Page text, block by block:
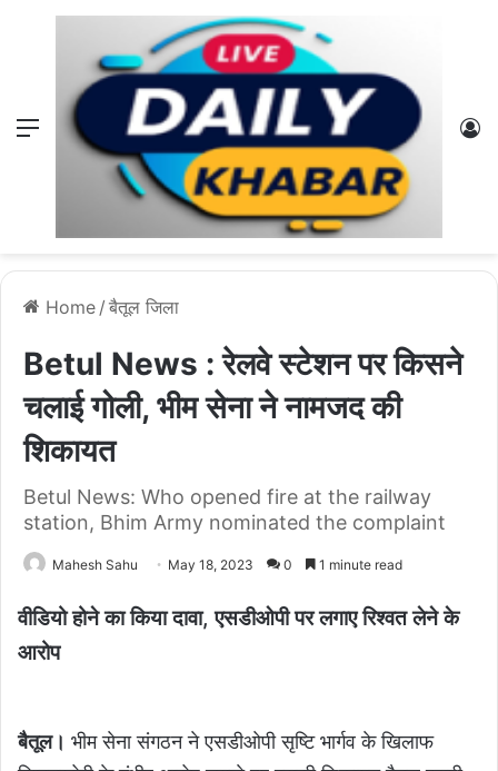
Menu
Home / बैतूल जिला
Betul News : रेलवे स्टेशन पर किसने
चलाई गोली, भीम सेना ने नामजद की
शिकायत
Betul News: Who opened fire at the railway
station, Bhim Army nominated the complaint
Mahesh Sahu May 18, 2023 0 1 minute read
वीडियो होने का किया दावा, एसडीओपी पर लगाए रिश्वत लेने के
आरोप
बैतूल। भीम सेना संगठन ने एसडीओपी सृष्टि भार्गव के खिलाफ